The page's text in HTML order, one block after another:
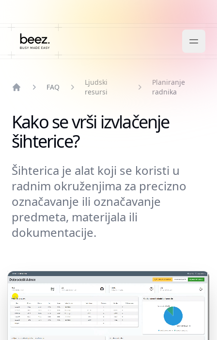
FAQ
Ljudski
resursi
Planiranje
radnika
Kako se vrši izvlačenje
šihterice?
Šihterica je alat koji se koristi u
radnim okruženjima za precizno
označavanje ili označavanje
predmeta, materijala ili
dokumentacije.